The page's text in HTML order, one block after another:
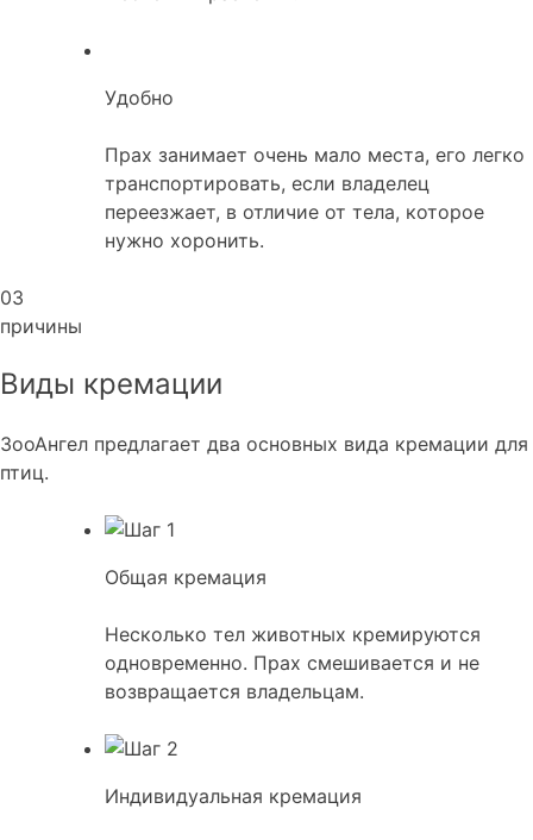
Удобно
Прах занимает очень мало места, его легко
транспортировать, если владелец
переезжает, в отличие от тела, которое
нужно хоронить.
03
причины
Виды кремации
ЗооАнгел предлагает два основных вида кремации для
птиц.
Общая кремация
Несколько тел животных кремируются
одновременно. Прах смешивается и не
возвращается владельцам.
Индивидуальная кремация